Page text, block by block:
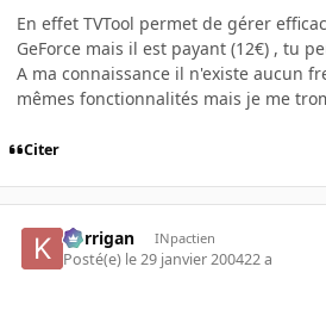
En effet TVTool permet de gérer
GeForce mais il est payant (12€) , tu
A ma connaissance il n'existe aucun
mêmes fonctionnalités mais je me
Citer
korrigan INpactien
Posté(e) le 29 janvier 200422 a